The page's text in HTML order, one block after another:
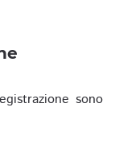
sono